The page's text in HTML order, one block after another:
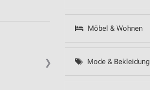
Möbel & Wohnen
Mode & Bekleidung
❯